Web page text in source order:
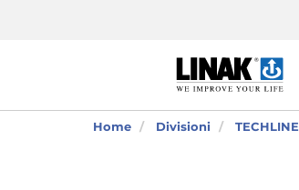
Home Divisioni TECHLINE